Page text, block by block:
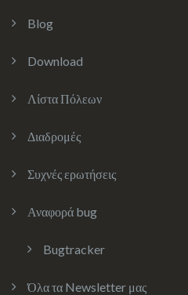
Blog
Download
Λίστα Πόλεων
Διαδρομές
Συχνές ερωτήσεις
Αναφορά bug
Bugtracker
Όλα τα Newsletter μας